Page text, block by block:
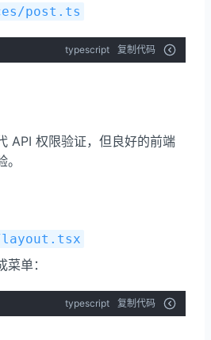
post.ts
typescript 复制代码
API 权限验证，但良好的前端
单：
typescript 复制代码